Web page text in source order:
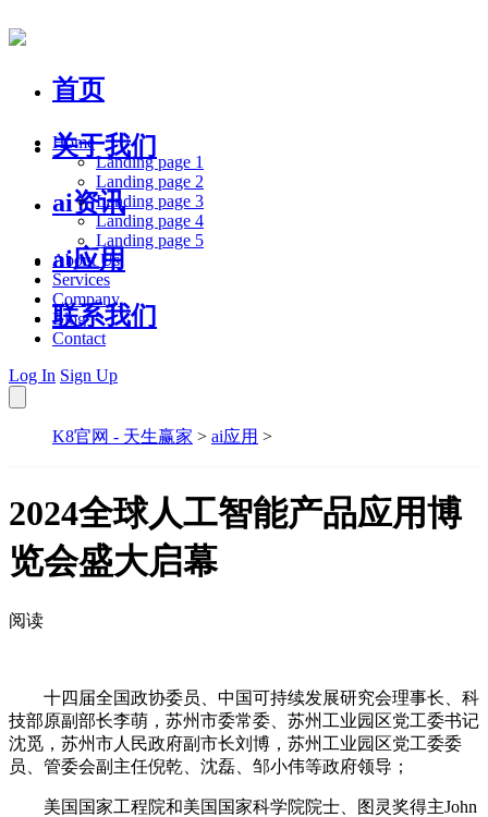
首页
关于我们
ai资讯
ai应用
联系我们
Home
Landing page 1
Landing page 2
Landing page 3
Landing page 4
Landing page 5
About Us
Services
Company
Blog
Contact
Log In Sign Up
K8官网 - 天生赢家 > ai应用 >
2024全球人工智能产品应用博
览会盛大启幕
阅读
十四届全国政协委员、中国可持续发展研究会理事长、科
技部原副部长李萌，苏州市委常委、苏州工业园区党工委书记
沈觅，苏州市人民政府副市长刘博，苏州工业园区党工委委
员、管委会副主任倪乾、沈磊、邹小伟等政府领导；
美国国家工程院和美国国家科学院院士、图灵奖得主John